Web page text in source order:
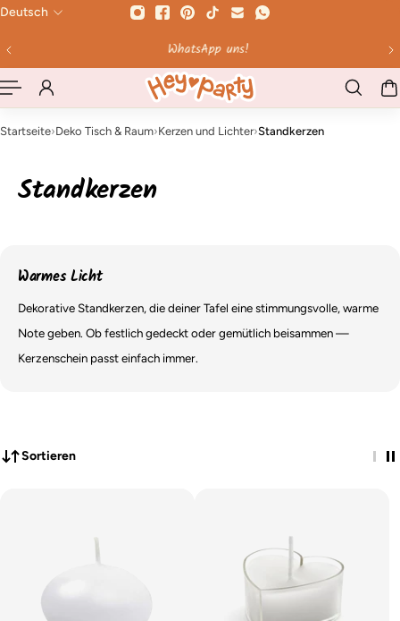
WhatsApp uns!
Deutsch
Startseite›Deko Tisch & Raum›Kerzen und Lichter›Standkerzen
Standkerzen
Warmes Licht
Dekorative Standkerzen, die deiner Tafel eine stimmungsvolle, warme
Note geben. Ob festlich gedeckt oder gemütlich beisammen —
Kerzenschein passt einfach immer.
Sortieren